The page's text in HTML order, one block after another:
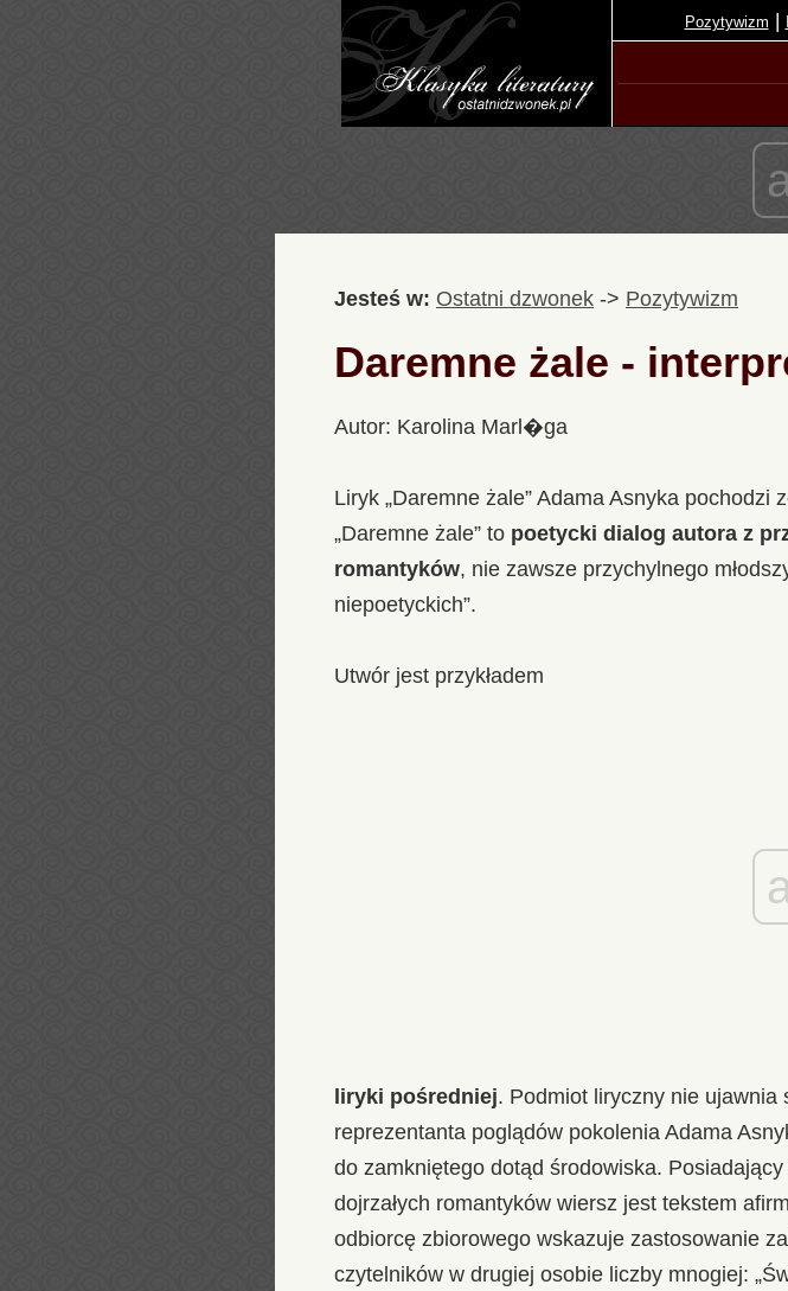
Pozytywizm |
Jesteś w: Ostatni dzwonek -> Pozytywizm
Daremne żale -
Autor: Karolina Marl�ga
Liryk „Daremne żale” Adama Asnyka pochodzi
„Daremne żale” to poetycki dialog autora z
romantyków, nie zawsze przychylnego
niepoetyckich”.
Utwór jest przykładem
liryki pośredniej. Podmiot liryczny nie
reprezentanta poglądów pokolenia Adama
do zamkniętego dotąd środowiska.
dojrzałych romantyków wiersz jest tekstem
odbiorcę zbiorowego wskazuje zastosowanie
czytelników w drugiej osobie liczby mnogiej: